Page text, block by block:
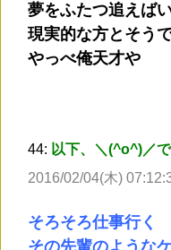
夢をふたつ追えば
現実的な方とそう
やっべ俺天才や
44: 以下、＼(^o^)／
2016/02/04(木)
そろそろ仕事行く